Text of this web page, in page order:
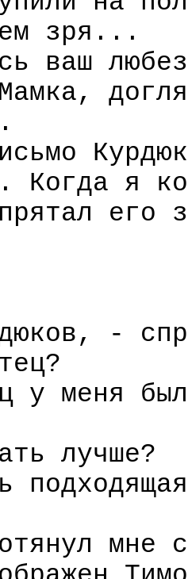
зря...
Когда я
его
-
был
лучше?
мне